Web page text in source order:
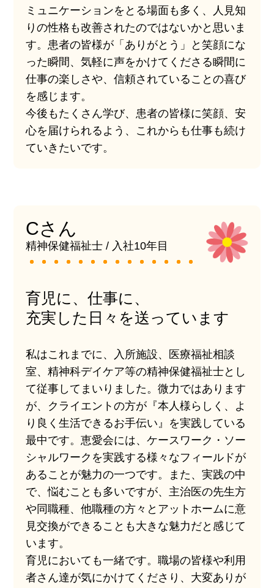
ミュニケーションをとる場面も多く、人見知
りの性格も改善されたのではないかと思いま
す。患者の皆様が「ありがとう」と笑顔にな
った瞬間、気軽に声をかけてくださる瞬間に
仕事の楽しさや、信頼されていることの喜び
を感じます。
今後もたくさん学び、患者の皆様に笑顔、安
心を届けられるよう、これからも仕事も続け
ていきたいです。
Cさん
精神保健福祉士 / 入社10年目
育児に、仕事に、
充実した日々を送っています
私はこれまでに、入所施設、医療福祉相談
室、精神科デイケア等の精神保健福祉士とし
て従事してまいりました。微力ではあります
が、クライエントの方が『本人様らしく、よ
り良く生活できるお手伝い』を実践している
最中です。恵愛会には、ケースワーク・ソー
シャルワークを実践する様々なフィールドが
あることが魅力の一つです。また、実践の中
で、悩むことも多いですが、主治医の先生方
や同職種、他職種の方々とアットホームに意
見交換ができることも大きな魅力だと感じて
います。
育児においても一緒です。職場の皆様や利用
者さん達が気にかけてくださり、大変ありが